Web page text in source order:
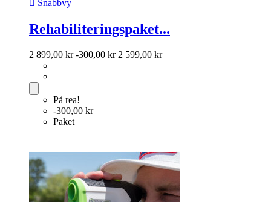
 Snabbvy
Rehabiliteringspaket...
2 899,00 kr -300,00 kr 2 599,00 kr
På rea!
-300,00 kr
Paket